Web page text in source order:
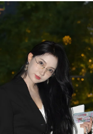
2022-06-10
2026-06-09
体泳装l312 2021-07-07
2022-06-01